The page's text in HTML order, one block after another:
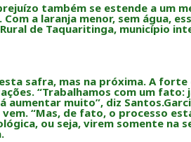
também se estende a um
a laranja menor, sem água,
de Taquaritinga, município
safra, mas na próxima. A
“Trabalhamos com um
aumentar muito”, diz
“Mas, de fato, o processo
ou seja, virem somente